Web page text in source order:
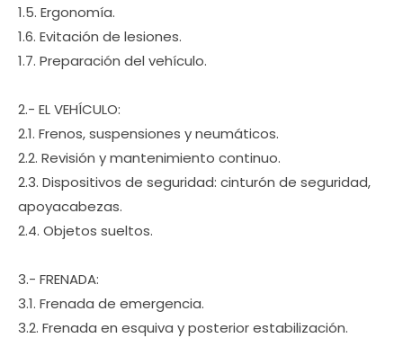
1.5. Ergonomía.
1.6. Evitación de lesiones.
1.7. Preparación del vehículo.
2.- EL VEHÍCULO:
2.1. Frenos, suspensiones y neumáticos.
2.2. Revisión y mantenimiento continuo.
2.3. Dispositivos de seguridad: cinturón de seguridad,
apoyacabezas.
2.4. Objetos sueltos.
3.- FRENADA:
3.1. Frenada de emergencia.
3.2. Frenada en esquiva y posterior estabilización.